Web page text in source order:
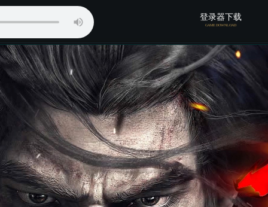
登录器下载
GAME DOWNLOAD